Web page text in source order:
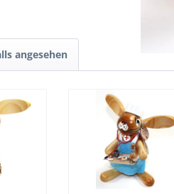
angesehen